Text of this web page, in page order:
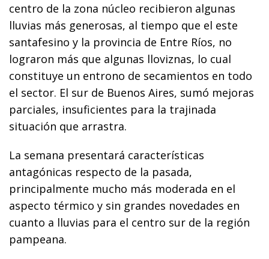
centro de la zona núcleo recibieron algunas
lluvias más generosas, al tiempo que el este
santafesino y la provincia de Entre Ríos, no
lograron más que algunas lloviznas, lo cual
constituye un entrono de secamientos en todo
el sector. El sur de Buenos Aires, sumó mejoras
parciales, insuficientes para la trajinada
situación que arrastra.
La semana presentará características
antagónicas respecto de la pasada,
principalmente mucho más moderada en el
aspecto térmico y sin grandes novedades en
cuanto a lluvias para el centro sur de la región
pampeana.